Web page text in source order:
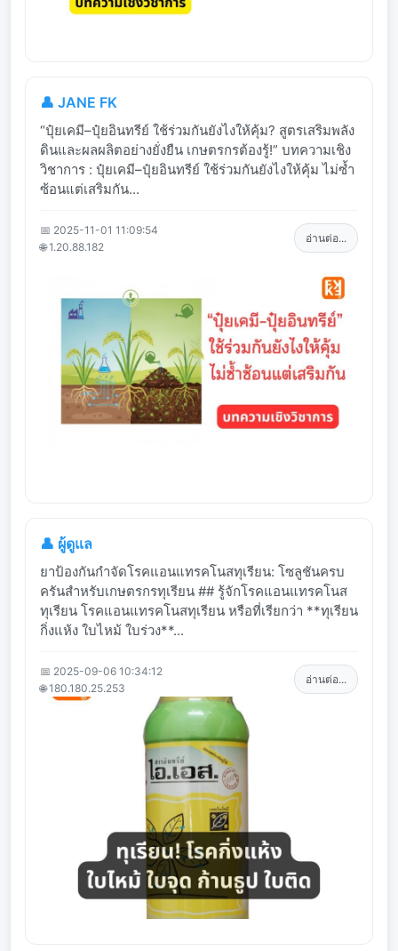
👤 JANE FK
“ปุ๋ยเคมี–ปุ๋ยอินทรีย์ ใช้ร่วมกันยังไงให้คุ้ม? สูตรเสริมพลัง
ดินและผลผลิตอย่างยั่งยืน เกษตรกรต้องรู้!” บทความเชิง
วิชาการ : ปุ๋ยเคมี–ปุ๋ยอินทรีย์ ใช้ร่วมกันยังไงให้คุ้ม ไม่ซ้ำ
ซ้อนแต่เสริมกัน...
📅 2025-11-01 11:09:54
🌐 1.20.88.182
อ่านต่อ...
👤 ผู้ดูแล
ยาป้องกันกำจัดโรคแอนแทรคโนสทุเรียน: โซลูชันครบ
ครันสำหรับเกษตรกรทุเรียน ## รู้จักโรคแอนแทรคโนส
ทุเรียน โรคแอนแทรคโนสทุเรียน หรือที่เรียกว่า **ทุเรียน
กิ่งแห้ง ใบไหม้ ใบร่วง**...
📅 2025-09-06 10:34:12
🌐 180.180.25.253
อ่านต่อ...